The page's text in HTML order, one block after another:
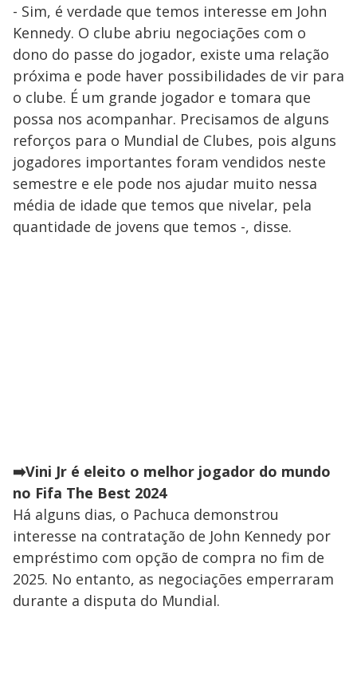
- Sim, é verdade que temos interesse em John
Kennedy. O clube abriu negociações com o
dono do passe do jogador, existe uma relação
próxima e pode haver possibilidades de vir para
o clube. É um grande jogador e tomara que
possa nos acompanhar. Precisamos de alguns
reforços para o Mundial de Clubes, pois alguns
jogadores importantes foram vendidos neste
semestre e ele pode nos ajudar muito nessa
média de idade que temos que nivelar, pela
quantidade de jovens que temos -, disse.
➡️Vini Jr é eleito o melhor jogador do mundo
no Fifa The Best 2024
Há alguns dias, o Pachuca demonstrou
interesse na contratação de John Kennedy por
empréstimo com opção de compra no fim de
2025. No entanto, as negociações emperraram
durante a disputa do Mundial.